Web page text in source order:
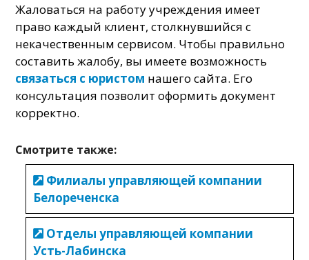
Жаловаться на работу учреждения имеет
право каждый клиент, столкнувшийся с
некачественным сервисом. Чтобы правильно
составить жалобу, вы имеете возможность
связаться с юристом нашего сайта. Его
консультация позволит оформить документ
корректно.
Смотрите также:
Филиалы управляющей компании
Белореченска
Отделы управляющей компании
Усть-Лабинска